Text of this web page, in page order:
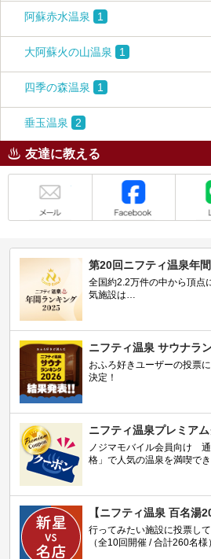
阿蘇赤水温泉 1
大阿蘇火の山温泉 1
四季の森温泉 1
垂玉温泉 2
友達に教える
第20回ニフティ温泉年
全国約2.2万件の中から頂点
気施設は…
ニフティ温泉 サウナラ
おふろ好きユーザーの投票
決定！
ニフティ温泉プレミア
ノジマモバイル会員向け
格」で人気の温泉を満喫でき
【ニフティ温泉 百名湯
行ってみたい施設に投票し
（全10回開催 / 合計260名様）